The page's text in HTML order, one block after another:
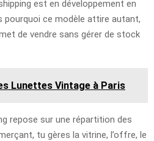
est en développement en
pourquoi ce modèle attire autant,
de vendre sans gérer de stock
Lunettes Vintage à Paris
repose sur une répartition des
tu gères la vitrine, l’offre, le